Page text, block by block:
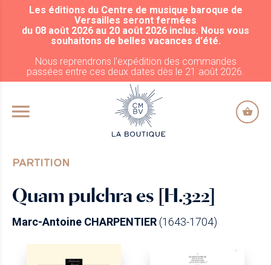
ALLER AU CONTENU PRINCIPAL
Les éditions du Centre de musique baroque de
Versailles seront fermées
du 08 août 2026 au 20 août 2026 inclus. Nous vous
souhaitons de belles vacances d'été.
Nous reprendrons l'expédition des commandes
passées entre ces deux dates dès le 21 août 2026.
PARTITION
Quam pulchra es [H.322]
Marc-Antoine CHARPENTIER(1643-1704)